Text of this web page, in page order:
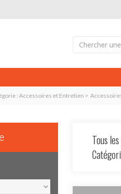
: Accessoires et Entretien >
Tous